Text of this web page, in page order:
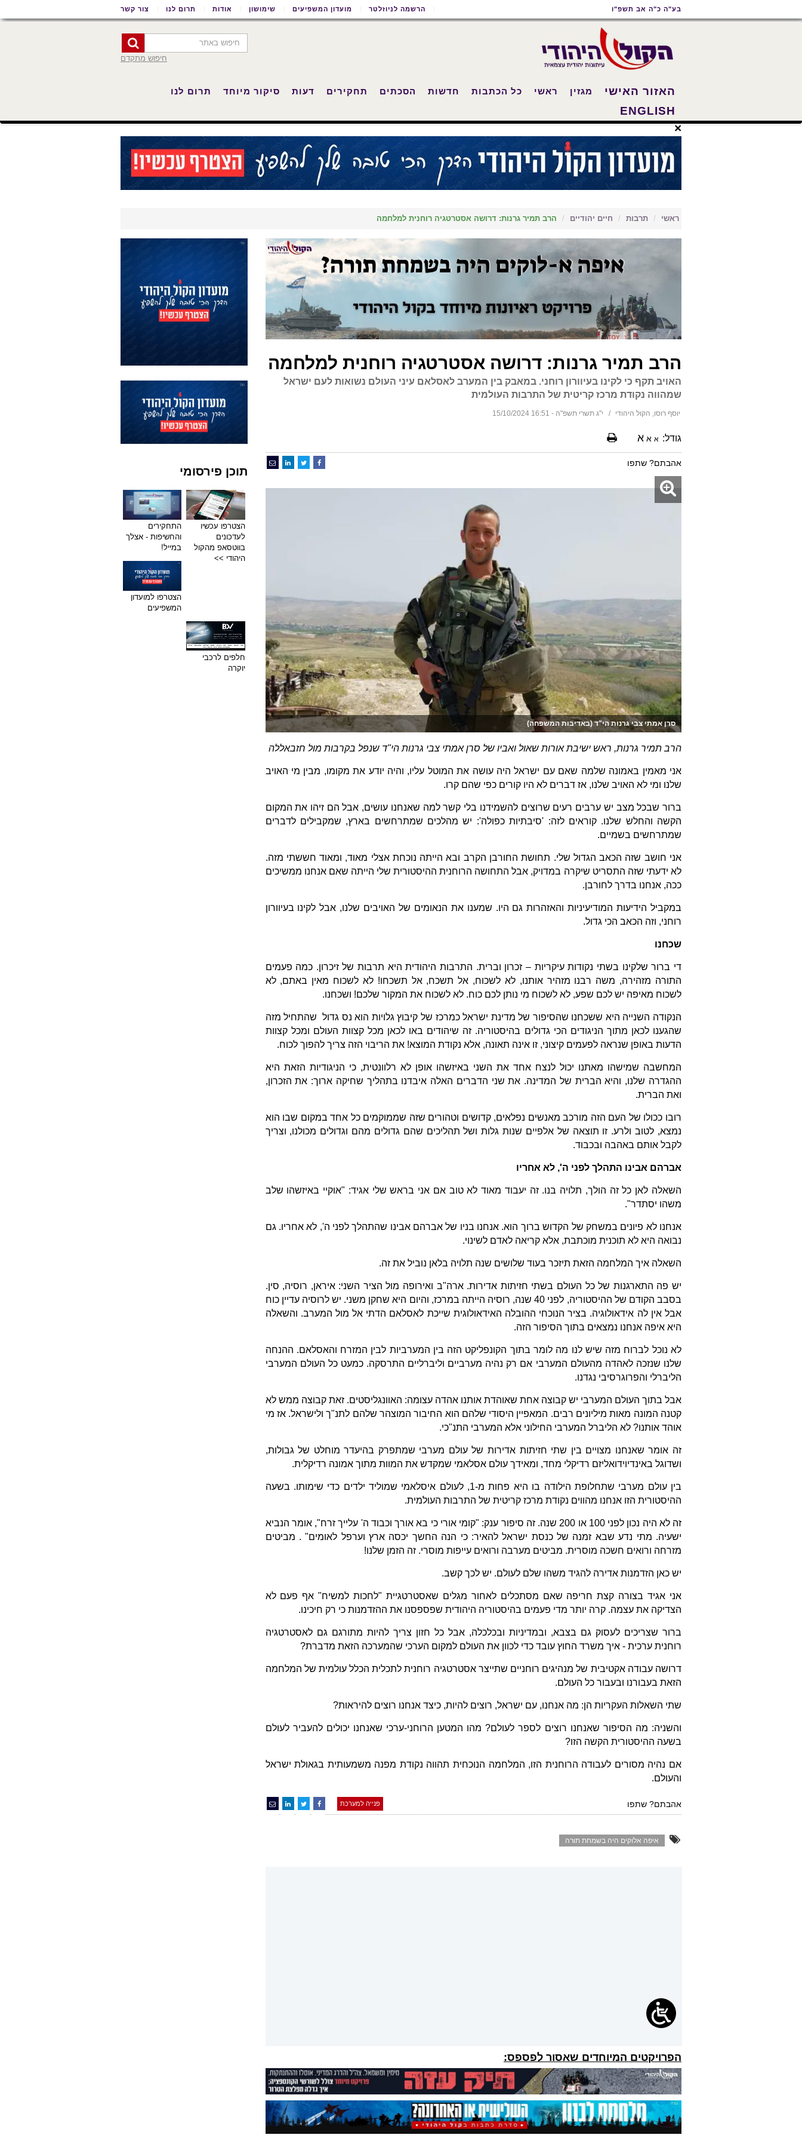
נגישות
ראשי
ראשי
בע"ה כ"ה אב תשפ"ו הרשמה לניוזלטר מועדון המשפיעים שימושון אודות תרום לנו צור קשר
חיפוש מתקדם
האזור האישי מגזין ראשי כל הכתבות חדשות הסכתים תחקירים דעות סיקור מיוחד תרום לנו
ENGLISH
×
ראשי תרבות חיים יהודיים הרב תמיר גרנות: דרושה אסטרטגיה רוחנית למלחמה
הרב תמיר גרנות: דרושה אסטרטגיה רוחנית למלחמה
האויב תקף כי לקינו בעיוורון רוחני. במאבק בין המערב לאסלאם עיני העולם נשואות לעם ישראל
שמהווה נקודת מרכז קריטית של התרבות העולמית
יוסף רוסו, הקול היהודי י"ג תשרי תשפ"ה - 16:51 15/10/2024
גודל: א א א
אהבתם? שתפו
סרן אמתי צבי גרנות הי"ד (באדיבות המשפחה)
הרב תמיר גרנות, ראש ישיבת אורות שאול ואביו של סרן אמתי צבי גרנות הי"ד שנפל בקרבות מול חזבאללה
אני מאמין באמונה שלמה שאם עם ישראל היה עושה את המוטל עליו, והיה יודע את מקומו, מבין מי האויב
שלנו ומי לא האויב שלנו, אז דברים לא היו קורים כפי שהם קרו.
ברור שבכל מצב יש ערבים רעים שרוצים להשמידנו בלי קשר למה שאנחנו עושים, אבל הם זיהו את המקום
הקשה והחלש שלנו. קוראים לזה: 'סיבתיות כפולה': יש מהלכים שמתרחשים בארץ, שמקבילים לדברים
שמתרחשים בשמיים.
אני חושב שזה הכאב הגדול שלי. תחושת החורבן הקרב ובא הייתה נוכחת אצלי מאוד, ומאוד חששתי מזה.
לא ידעתי שזה התסריט שיקרה במדויק, אבל התחושה הרוחנית ההיסטורית שלי הייתה שאם אנחנו ממשיכים
ככה, אנחנו בדרך לחורבן.
במקביל הידיעות המודיעיניות והאזהרות גם היו. שמענו את הנאומים של האויבים שלנו, אבל לקינו בעיוורון
רוחני, וזה הכאב הכי גדול.
שכחנו
די ברור שלקינו בשתי נקודות עיקריות – זכרון וברית. התרבות היהודית היא תרבות של זיכרון. כמה פעמים
התורה מזהירה, משה רבנו מזהיר אותנו, לא לשכוח, אל תשכח, אל תשכחו! לא לשכוח מאין באתם, לא
לשכוח מאיפה יש לכם שפע, לא לשכוח מי נותן לכם כוח. לא לשכוח את המקור שלכם! ושכחנו.
הנקודה השנייה היא ששכחנו שהסיפור של מדינת ישראל כמרכז של קיבוץ גלויות הוא נס גדול שהתחיל מזה
שהגענו לכאן מתוך הניגודים הכי גדולים בהיסטוריה. זה שיהודים באו לכאן מכל קצוות העולם ומכל קצוות
הדעות באופן שנראה לפעמים קיצוני, זו אינה תאונה, אלא נקודת המוצא! את הריבוי הזה צריך להפוך לכוח.
המחשבה שמישהו מאתנו יכול לנצח אחד את השני באיזשהו אופן לא רלוונטית, כי הניגודיות הזאת היא
ההגדרה שלנו, והיא הברית של המדינה. את שני הדברים האלה איבדנו בתהליך שחיקה ארוך: את הזכרון,
ואת הברית.
רובו ככולו של העם הזה מורכב מאנשים נפלאים, קדושים וטהורים שזה שממוקמים כל אחד במקום שבו הוא
נמצא, לטוב ולרע. זו תוצאה של אלפיים שנות גלות ושל תהליכים שהם גדולים מהם וגדולים מכולנו, וצריך
לקבל אותם באהבה ובכבוד.
אברהם אבינו התהלך לפני ה', לא אחריו
השאלה לאן כל זה הולך, תלויה בנו. זה יעבוד מאוד לא טוב אם אני בראש שלי אגיד: "אוקיי באיזשהו שלב
משהו יסתדר".
אנחנו לא פיונים במשחק של הקדוש ברוך הוא. אנחנו בניו של אברהם אבינו שהתהלך לפני ה', לא אחריו. גם
נבואה היא לא תוכנית מוכתבת, אלא קריאה לאדם לשינוי.
השאלה איך המלחמה הזאת תיזכר בעוד שלושים שנה תלויה בלאן נוביל את זה.
יש פה התארגנות של כל העולם בשתי חזיתות אדירות. ארה"ב ואירופה מול הציר השני: איראן, רוסיה, סין.
בסבב הקודם של ההיסטוריה, לפני 40 שנה, רוסיה הייתה במרכז, והיום היא שחקן משני. יש לרוסיה עדיין כוח
אבל אין לה אידאולוגיה. בציר הנוכחי ההובלה האידאולוגית שייכת לאסלאם הדתי אל מול המערב. והשאלה
היא איפה אנחנו נמצאים בתוך הסיפור הזה.
לא נוכל לברוח מזה שיש לנו מה לומר בתוך הקונפליקט הזה בין המערביות לבין המזרח והאסלאם. ההנחה
שלנו שנזכה לאהדה מהעולם המערבי אם רק נהיה מערביים וליברליים התרסקה. כמעט כל העולם המערבי
הליברלי והפרוגרסיבי נגדנו.
אבל בתוך העולם המערבי יש קבוצה אחת שאוהדת אותנו אהדה עצומה: האוונגליסטים. זאת קבוצה ממש לא
קטנה המונה מאות מיליונים רבים. המאפיין היסודי שלהם הוא החיבור המוצהר שלהם לתנ"ך ולישראל. אז מי
אוהד אותנו? לא הליברל המערבי החילוני אלא המערבי התנ"כי.
זה אומר שאנחנו מצויים בין שתי חזיתות אדירות של עולם מערבי שמתפרק בהיעדר מוחלט של גבולות,
ושדוגל באינדיוידואליזם רדיקלי מחד, ומאידך עולם אסלאמי שמקדש את המוות מתוך אמונה רדיקלית.
בין עולם מערבי שתחלופת הילודה בו היא פחות מ-1, לעולם איסלאמי שמוליד ילדים כדי שימותו. בשעה
ההיסטורית הזו אנחנו מהווים נקודת מרכז קריטית של התרבות העולמית.
זה לא היה נכון לפני 100 או 200 שנה. זה סיפור ענק: "קומי אורי כי בא אורך וכבוד ה' עלייך זרח", אומר הנביא
ישעיה. מתי נדע שבא זמנה של כנסת ישראל להאיר: כי הנה החשך יכסה ארץ וערפל לאומים" . מביטים
מזרחה ורואים חשכה מוסרית. מביטים מערבה ורואים עייפות מוסרי. זה הזמן שלנו!
יש כאן הזדמנות אדירה להגיד משהו שלם לעולם. יש לכך קשב.
אני אגיד בצורה קצת חריפה שאם מסתכלים לאחור מגלים שאסטרטגיית "לחכות למשיח" אף פעם לא
הצדיקה את עצמה. קרה יותר מדי פעמים בהיסטוריה היהודית שפספסנו את ההזדמנות כי רק חיכינו.
ברור שצריכים לעסוק גם בצבא, ובמדיניות ובכלכלה, אבל כל חזון צריך להיות מתורגם גם לאסטרטגיה
רוחנית ערכית - איך משרד החוץ עובד כדי לכוון את העולם למקום הערכי שהמערכה הזאת מדברת?
דרושה עבודה אקטיבית של מנהיגים רוחניים שתייצר אסטרטגיה רוחנית לתכלית הכלל עולמית של המלחמה
הזאת בעבורנו ובעבור כל העולם.
שתי השאלות העקריות הן: מה אנחנו, עם ישראל, רוצים להיות, כיצד אנחנו רוצים להיראות?
והשניה: מה הסיפור שאנחנו רוצים לספר לעולם? מהו המטען הרוחני-ערכי שאנחנו יכולים להעביר לעולם
בשעה ההיסטורית הקשה הזו?
אם נהיה מסורים לעבודה הרוחנית הזו, המלחמה הנוכחית תהווה נקודת מפנה משמעותית בגאולת ישראל
והעולם.
אהבתם? שתפו פנייה למערכת
איפה אלוקים היה בשמחת תורה
הפרויקטים המיוחדים שאסור לפספס:
תוכן פירסומי
הצטרפו עכשיו
לעדכונים
בווטסאפ מהקול
היהודי >>
התחקירים
והחשיפות - אצלך
במייל!
הצטרפו למועדון
המשפיעים
חלפים לרכבי
יוקרה